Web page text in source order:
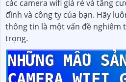
các camera wifi giá rẻ và tăng
đình và công ty của bạn. Hãy
thông tin là một vấn đề nghiêm
trọng.
NHỮNG MẪU